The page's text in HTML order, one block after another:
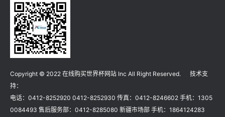
Copyright © 2022 在线购买世界杯网站 Inc All Right Reserved. 技术支
持：
电话：0412-8252920 0412-8252930 传真：0412-8246602 手机：1305
0084493 售后服务部：0412-8285080 新疆市场部 手机：1864124283